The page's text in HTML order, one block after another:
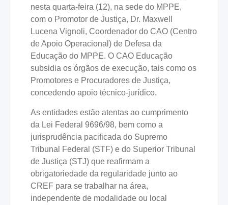
nesta quarta-feira (12), na sede do MPPE,
com o Promotor de Justiça, Dr. Maxwell
Lucena Vignoli, Coordenador do CAO (Centro
de Apoio Operacional) de Defesa da
Educação do MPPE. O CAO Educação
subsidia os órgãos de execução, tais como os
Promotores e Procuradores de Justiça,
concedendo apoio técnico-jurídico.
As entidades estão atentas ao cumprimento
da Lei Federal 9696/98, bem como a
jurisprudência pacificada do Supremo
Tribunal Federal (STF) e do Superior Tribunal
de Justiça (STJ) que reafirmam a
obrigatoriedade da regularidade junto ao
CREF para se trabalhar na área,
independente de modalidade ou local